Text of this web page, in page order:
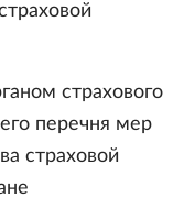
страхового
перечня мер
страховой